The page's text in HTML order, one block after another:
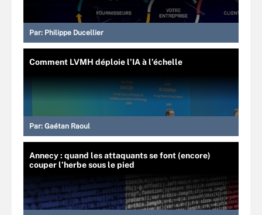
Par: Philippe Ducellier
Comment LVMH déploie l’IA à l’échelle
Par: Gaétan Raoul
Annecy : quand les attaquants se font (encore)
couper l’herbe sous le pied